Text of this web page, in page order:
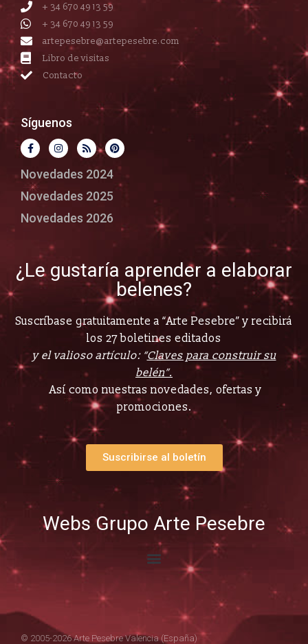
+ 34 670 49 13 59
+ 34 670 49 13 59
artepesebre@artepesebre.com
Libro de visitas
Contacto
Síguenos
Novedades 2024
Novedades 2025
Novedades 2026
¿Le gustaría aprender a elaborar
belenes?
Suscríbase gratuitamente a “Arte Pesebre” y recibirá
los 27 boletines editados
y el valioso artículo: “Claves para construir su
belén”.
Así como nuestras novedades, ofertas y
promociones.
Suscribirse al boletín
Webs Grupo Arte Pesebre
© 2005-2026 Arte Pesebre Valencia (España)